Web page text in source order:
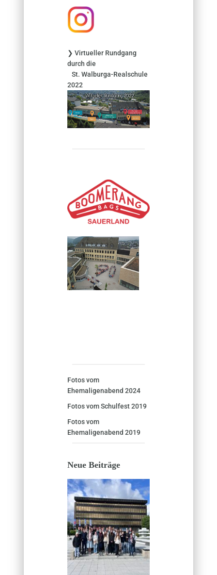
h
:
❯ Virtueller Rundgang
durch die
St. Walburga-Realschule
2022
Fotos vom
Ehemaligenabend 2024
Fotos vom Schulfest 2019
Fotos vom
Ehemaligenabend 2019
Neue Beiträge